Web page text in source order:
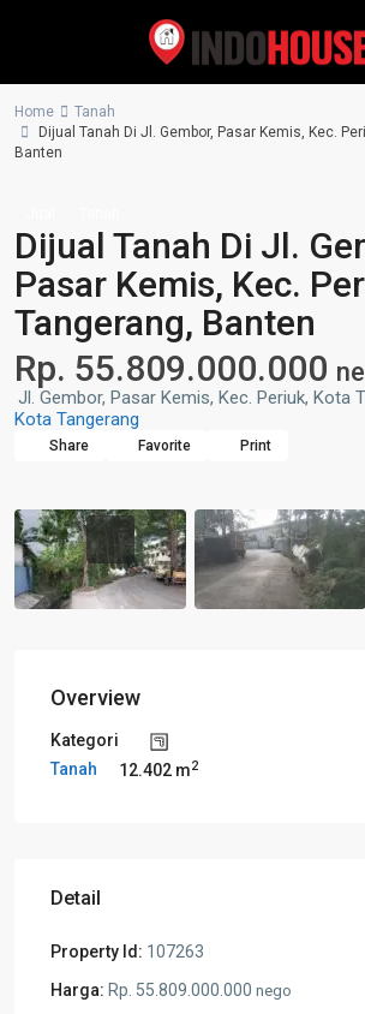
Home
Tanah
Dijual Tanah Di Jl. Gembor, Pasar Kemis, Kec.
Banten
Dijual Tanah Di Jl.
Pasar Kemis, Kec.
Tangerang, Banten
Rp. 55.809.000.000
Jl. Gembor, Pasar Kemis, Kec. Periuk, Kota
Kota Tangerang
Share Favorite Print
Overview
Kategori
Tanah
12.402 m2
Detail
Property Id: 107263
Harga: Rp. 55.809.000.000 nego